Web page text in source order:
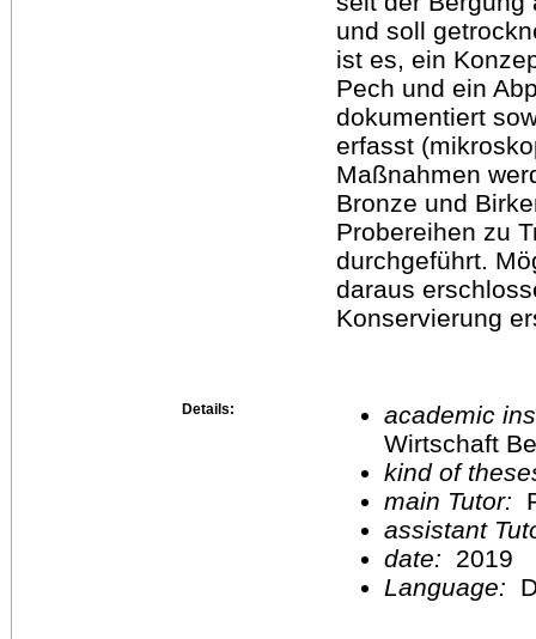
und soll
ist es, ein
Pech und ein
dokumentiert
erfasst
Maßnahmen
Bronze und
Probereihen zu
durchgeführt.
daraus
Konservierung
Details:
academic
Wirtschaft
kind of
main Tutor:
assistant
date:
2019
Language: